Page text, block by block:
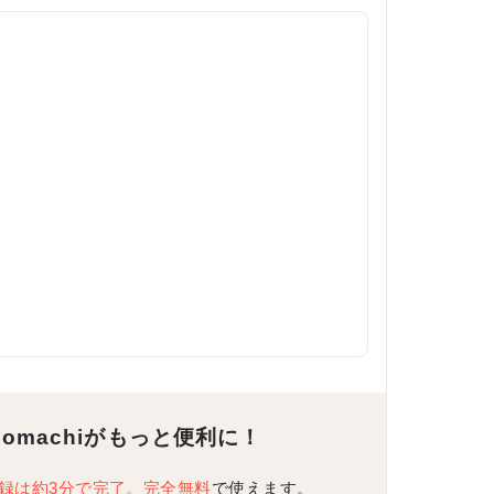
がもっと便利に！
は約3分で完了。完全無料で使えます。